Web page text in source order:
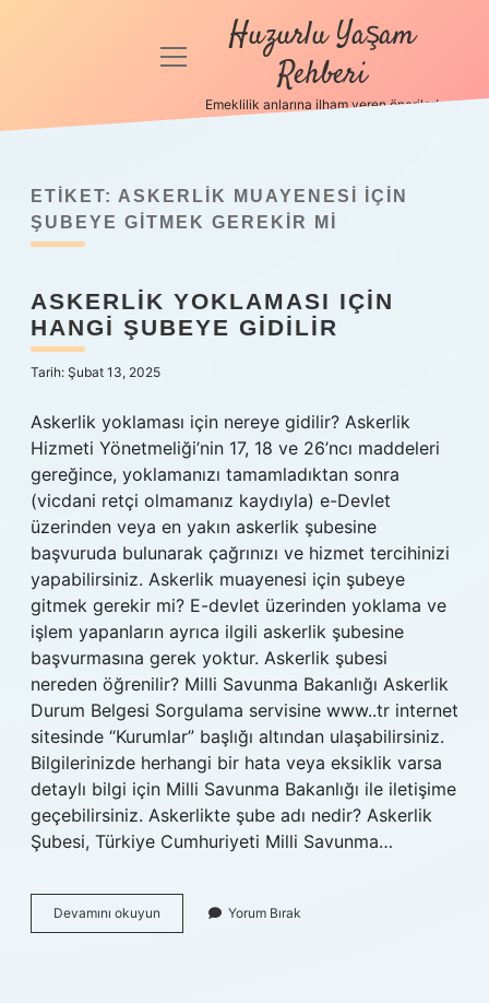
Anasayfa
Politikası
Yasal Uyarı
Hakkımızda
menüyü
Huzurlu Yaşam
Rehberi
Emeklilik anlarına ilham veren öneriler!
ETIKET: ASKERLIK MUAYENESI IÇIN
ŞUBEYE GITMEK GEREKIR MI
ASKERLIK YOKLAMASI IÇIN
HANGI ŞUBEYE GIDILIR
Tarih: Şubat 13, 2025
Askerlik yoklaması için nereye gidilir? Askerlik
Hizmeti Yönetmeliği’nin 17, 18 ve 26’ncı maddeleri
gereğince, yoklamanızı tamamladıktan sonra
(vicdani retçi olmamanız kaydıyla) e-Devlet
üzerinden veya en yakın askerlik şubesine
başvuruda bulunarak çağrınızı ve hizmet tercihinizi
yapabilirsiniz. Askerlik muayenesi için şubeye
gitmek gerekir mi? E-devlet üzerinden yoklama ve
işlem yapanların ayrıca ilgili askerlik şubesine
başvurmasına gerek yoktur. Askerlik şubesi
nereden öğrenilir? Milli Savunma Bakanlığı Askerlik
Durum Belgesi Sorgulama servisine www..tr internet
sitesinde “Kurumlar” başlığı altından ulaşabilirsiniz.
Bilgilerinizde herhangi bir hata veya eksiklik varsa
detaylı bilgi için Milli Savunma Bakanlığı ile iletişime
geçebilirsiniz. Askerlikte şube adı nedir? Askerlik
Şubesi, Türkiye Cumhuriyeti Milli Savunma…
Devamını okuyun
Yoklaması
Yorum Bırak